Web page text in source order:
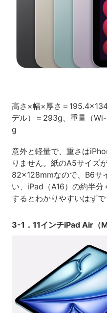
高さ×幅×厚さ＝
デル）＝293g、重量（
g
意外と軽量で、重さは
りません。紙のA5サイズ
82×128mmなので、B6サ
い、iPad（A16）の約半
するとわかりやすいはずで
3-1．11インチiPad Air（